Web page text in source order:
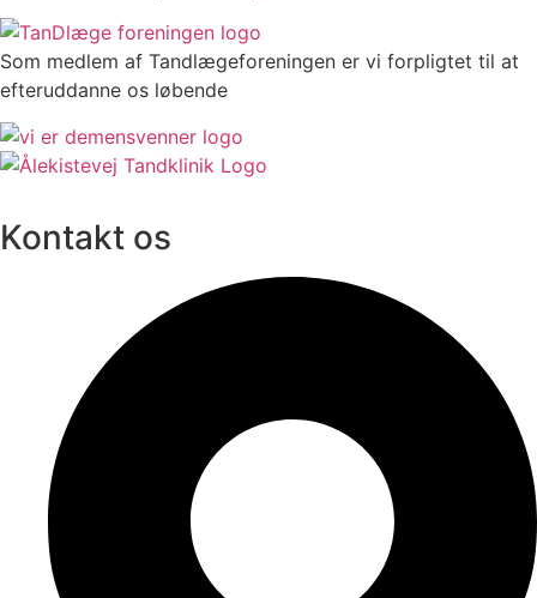
Som medlem af Tandlægeforeningen er vi forpligtet til at
efteruddanne os løbende
Kontakt os